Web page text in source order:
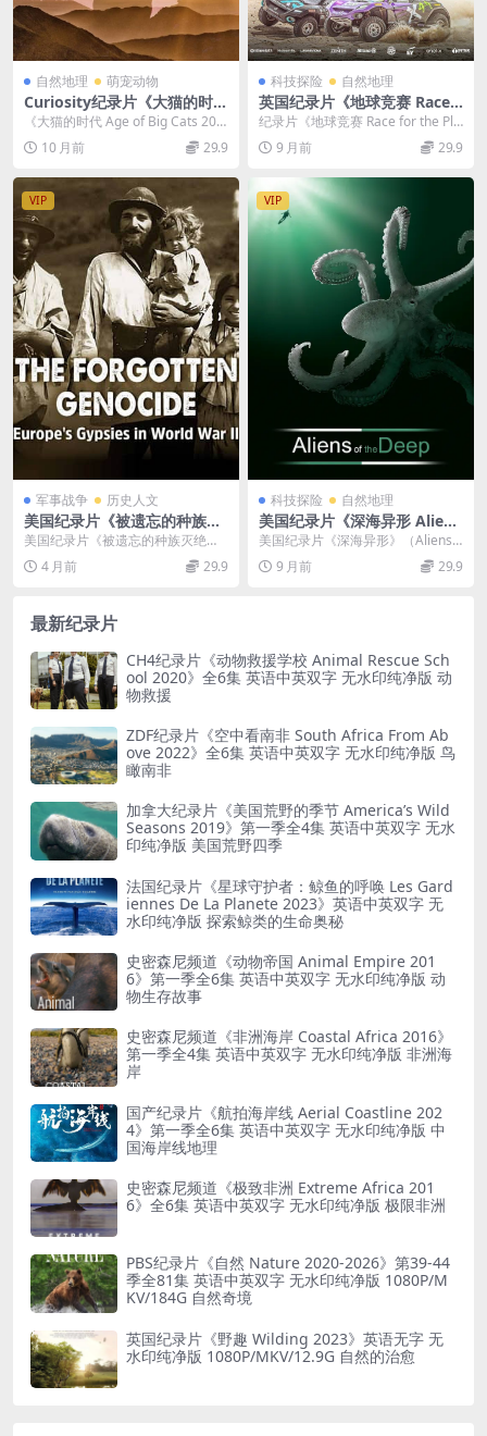
自然地理 萌宠动物
Curiosity纪录片《大猫的时代
Age of Big Cats 2018》全3
集 英语中英双字 无水印纯净
版 1080P/MKV/7.67G 大型猫
《大猫的时代 Age of Big Cats 201
8》全3集 2018年，Cu...
10 月前 29.9
科技探险 自然地理
英国纪录片《地球竞赛 Race f
or the Planet 2022》全5集
英语外挂中字 官方纯净版 108
0P/MKV/4.4G 竞速环保纪录
纪录片《地球竞赛 Race for the Pla
net 2022》：聚焦环境问...
9 月前 29.9
VIP
军事战争 历史人文
美国纪录片《被遗忘的种族灭
绝：二战中的欧洲吉普赛人 T
he Forgotten Genocide: Eu
rope’s Gypsies in World Wa
灭绝
美国纪录片《被遗忘的种族灭绝：
二战中的欧洲吉普赛人 The Forgott
en ...4 月前 29.9
VIP
科技探险 自然地理
美国纪录片《深海异形 Aliens
of the Deep Sea 2010》英语
中字 高清翡翠台引进版 720P/
MKV/1.4G
美国纪录片《深海异形》（Aliens o
f the Deep Sea）聚焦深海八...
9 月前 29.9
最新纪录片
CH4纪录片《动物救援学校 Animal Rescue Sch
ool 2020》全6集 英语中英双字 无水印纯净版 动
物救援
ZDF纪录片《空中看南非 South Africa From Ab
ove 2022》全6集 英语中英双字 无水印纯净版 鸟
瞰南非
加拿大纪录片《美国荒野的季节 America’s Wild
Seasons 2019》第一季全4集 英语中英双字 无水
印纯净版 美国荒野四季
法国纪录片《星球守护者：鲸鱼的呼唤 Les Gard
iennes De La Planete 2023》英语中英双字 无
水印纯净版 探索鲸类的生命奥秘
史密森尼频道《动物帝国 Animal Empire 201
6》第一季全6集 英语中英双字 无水印纯净版 动
物生存故事
史密森尼频道《非洲海岸 Coastal Africa 2016》
第一季全4集 英语中英双字 无水印纯净版 非洲海
岸
国产纪录片《航拍海岸线 Aerial Coastline 202
4》第一季全6集 英语中英双字 无水印纯净版 中
国海岸线地理
史密森尼频道《极致非洲 Extreme Africa 201
6》全6集 英语中英双字 无水印纯净版 极限非洲
PBS纪录片《自然 Nature 2020-2026》第39-44
季全81集 英语中英双字 无水印纯净版 1080P/M
KV/184G 自然奇境
英国纪录片《野趣 Wilding 2023》英语无字 无
水印纯净版 1080P/MKV/12.9G 自然的治愈